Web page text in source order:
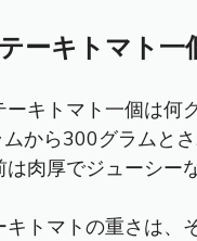
ーキトマト一
ーキトマト一個は
から300グラムと
肉厚でジューシー
キトマトの重さは、